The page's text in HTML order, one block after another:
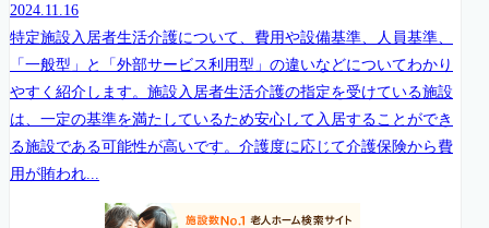
2024.11.16
特定施設入居者生活介護について、費用や設備基準、人員基準、
「一般型」と「外部サービス利用型」の違いなどについてわかり
やすく紹介します。施設入居者生活介護の指定を受けている施設
は、一定の基準を満たしているため安心して入居することができ
る施設である可能性が高いです。介護度に応じて介護保険から費
用が賄われ...